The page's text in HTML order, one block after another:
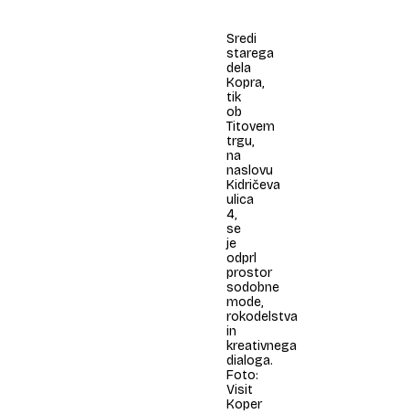
Sredi
starega
dela
Kopra,
tik
ob
Titovem
trgu,
na
naslovu
Kidričeva
ulica
4,
se
je
odprl
prostor
sodobne
mode,
rokodelstva
in
kreativnega
dialoga.
Foto:
Visit
Koper